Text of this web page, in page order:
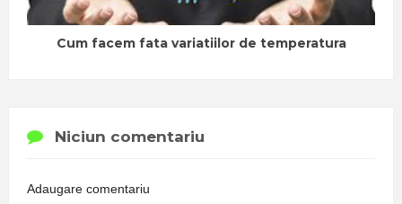
Cum facem fata variatiilor de temperatura
Niciun comentariu
Adaugare comentariu